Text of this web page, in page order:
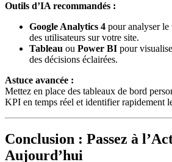
Outils d’IA recommandés :
Google Analytics 4 pour analyser
des utilisateurs sur votre site.
Tableau ou Power BI pour
des décisions éclairées.
Astuce avancée :
Mettez en place des tableaux de bord
KPI en temps réel et identifier rapidement
Conclusion : Passez à
Aujourd’hui